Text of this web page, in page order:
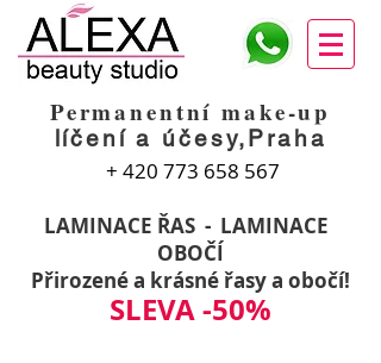
Permanentní make-up
líčení a účesy,Praha
+ 420 773 658 567
LAMINACE ŘAS - LAMINACE
OBOČÍ
Přirozené a krásné řasy a obočí!
SLEVA -50%